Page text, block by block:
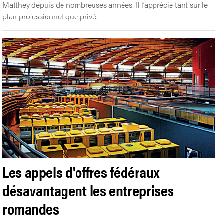
Matthey depuis de nombreuses années. Il l’apprécie tant sur le
plan professionnel que privé.
Les appels d'offres fédéraux
désavantagent les entreprises
romandes